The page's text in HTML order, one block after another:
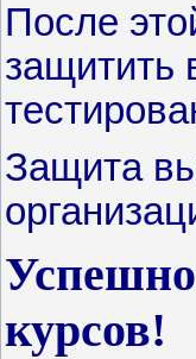
После
защитить
Защита
курсов!